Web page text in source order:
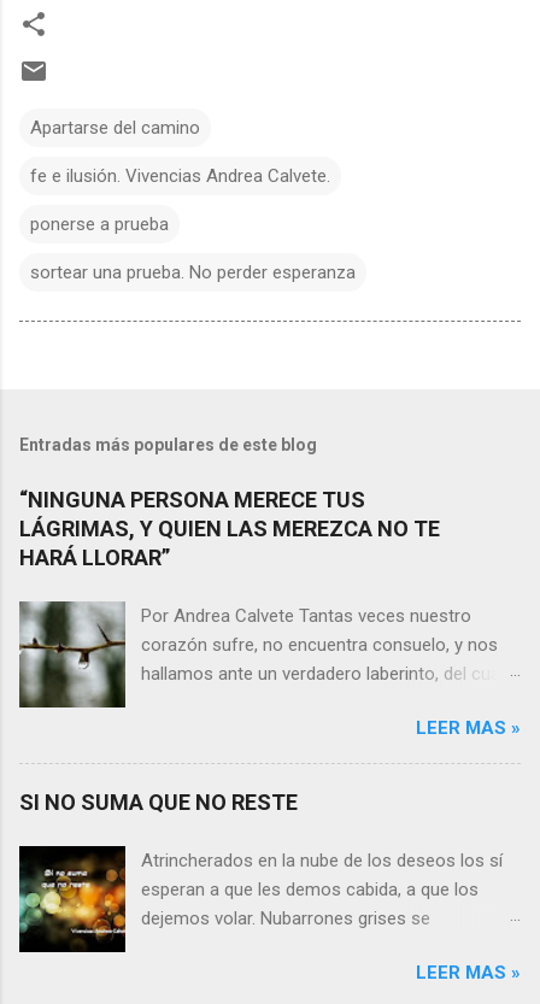
Apartarse del camino
fe e ilusión. Vivencias Andrea Calvete.
ponerse a prueba
sortear una prueba. No perder esperanza
Entradas más populares de este blog
“NINGUNA PERSONA MERECE TUS
LÁGRIMAS, Y QUIEN LAS MEREZCA NO TE
HARÁ LLORAR”
Por Andrea Calvete Tantas veces nuestro
corazón sufre, no encuentra consuelo, y nos
hallamos ante un verdadero laberinto, del cual
razones pierden el sentido, y las respuestas se
alejan tan distantes que no alcanzamos a
nuestras lágrimas?, quizás quien esté
Por otra parte, si nos ponemos a pensar en
algún momento de la vida todos hemos sufrido
por causa de una persona. Entonces ¿cómo
LEER MAS »
SI NO SUMA QUE NO RESTE
Atrincherados en la nube de los deseos los sí
esperan a que les demos cabida, a que los
dejemos volar. Nubarrones grises se
indecisión, o simplemente por no ver conLEER MAS »